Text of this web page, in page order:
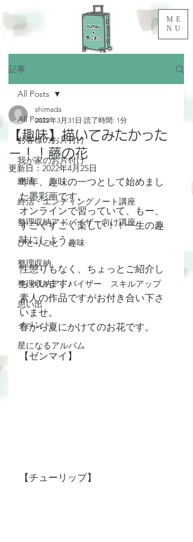
ME
NU
記事
All Posts
お客様のお片付け
我が家のお片付け
終活
終活・エンディングノート講座
整理収納アドバイザー向け講座
ひとりごと、趣味
整理収納
整理収納アドバイザー スキルアップ
思い出
イベント
星になるアルバム
All Posts
【趣味】描いてみたかった
ー！！藤の花
shimada
2022年3月31日 読了時間: 1分
更新日： 2022年4月25日
昨年、趣味の一つとして始めまし
た墨彩画です。
オンラインで習っていて、もー、
すごくすごく楽しい！！一生の趣
味にしよう。
性懲りもなく、ちょっとご紹介し
ちゃいます♪
素人の作品ですがお付き合い下さ
いませ。
春から夏にかけてのお花です。
【ゼンマイ】
【チューリップ】